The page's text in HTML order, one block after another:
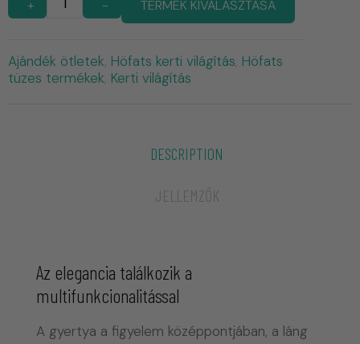
+ - TERMÉK KIVÁLASZTÁSA
Ajándék ötletek Höfats kerti világítás Höfats
tüzes termékek Kerti világítás
DESCRIPTION
JELLEMZŐK
Az elegancia találkozik a
multifunkcionalitással
A gyertya a figyelem középpontjában, a láng